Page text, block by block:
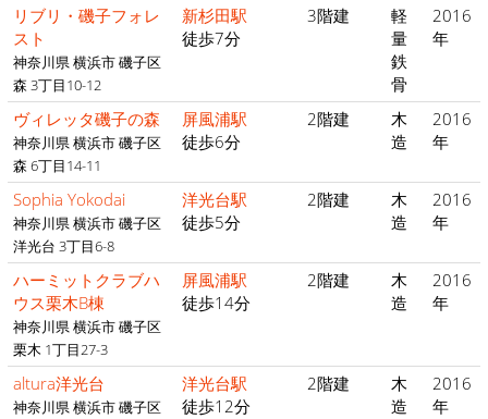
リブリ・磯子フォレ
スト
神奈川県 横浜市 磯子区
森 3丁目10-12
新杉田駅
徒歩7分
3階建
軽
量
鉄
骨
2016
年
ヴィレッタ磯子の森
神奈川県 横浜市 磯子区
森 6丁目14-11
屏風浦駅
徒歩6分
2階建
木
造
2016
年
Sophia Yokodai
神奈川県 横浜市 磯子区
洋光台 3丁目6-8
洋光台駅
徒歩5分
2階建
木
造
2016
年
ハーミットクラブハ
ウス栗木B棟
神奈川県 横浜市 磯子区
栗木 1丁目27-3
屏風浦駅
徒歩14分
2階建
木
造
2016
年
altura洋光台
神奈川県 横浜市 磯子区
洋光台駅
徒歩12分
2階建
木
造
2016
年